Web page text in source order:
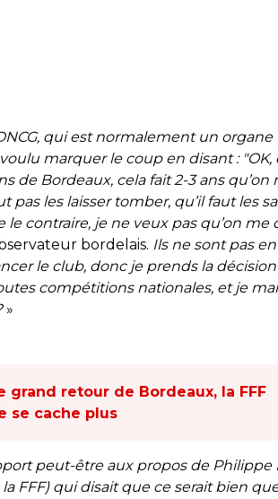
qui est normalement un organe
marquer le coup en disant : "OK,
de Bordeaux, cela fait 2-3 ans qu’on
pas les laisser tomber, qu’il faut les
le contraire, je ne veux pas qu’on me
bordelais. Ils ne sont pas en
le club, donc je prends la
compétitions nationales, et je
»
grand retour de Bordeaux, la FFF
se cache plus
peut-être aux propos de Philippe
FFF) qui disait que ce serait bien